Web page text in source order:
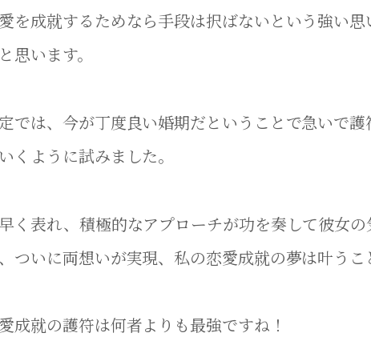
を成就するためなら手段は択ばないという強い
思います。
では、今が丁度良い婚期だということで急いで
くように試みました。
く表れ、積極的なアプローチが功を奏して彼女
ついに両想いが実現、私の恋愛成就の夢は叶うこ
成就の護符は何者よりも最強ですね！